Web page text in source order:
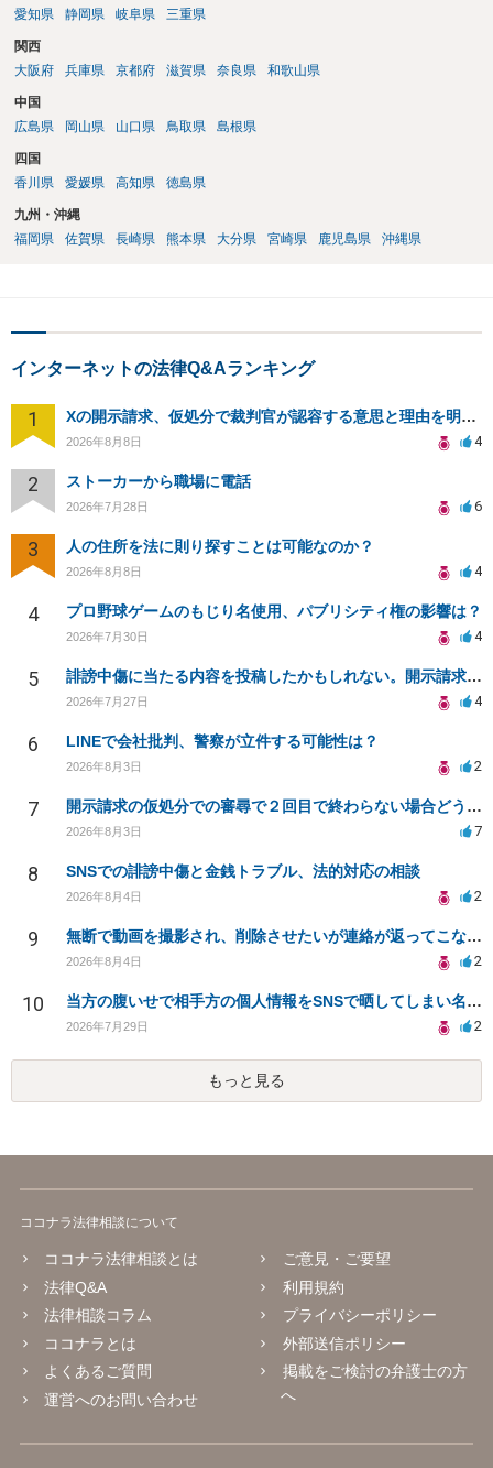
愛知県
静岡県 岐阜県 三重県
関西
大阪府
兵庫県 京都府 滋賀県 奈良県 和歌山県
中国
広島県
岡山県 山口県 鳥取県 島根県
四国
香川県
愛媛県 高知県 徳島県
九州・沖縄
福岡県
佐賀県 長崎県 熊本県 大分県 宮崎県 鹿児島県 沖縄県
インターネットの法律Q&Aランキング
1 Xの開示請求、仮処分で裁判官が認容する意思と理由を明確化しても、相手側は争って引き延ばしますか
2026年8月8日 4
2 ストーカーから職場に電話
2026年7月28日 6
3 人の住所を法に則り探すことは可能なのか？
2026年8月8日 4
4 プロ野球ゲームのもじり名使用、パブリシティ権の影響は？
2026年7月30日 4
5 誹謗中傷に当たる内容を投稿したかもしれない。開示請求や民事刑事裁判に発展しうるのか教えて欲しい。
2026年7月27日 4
6 LINEで会社批判、警察が立件する可能性は？
2026年8月3日 2
7 開示請求の仮処分での審尋で２回目で終わらない場合どうしたらいいですか
2026年8月3日 7
8 SNSでの誹謗中傷と金銭トラブル、法的対応の相談
2026年8月4日 2
9 無断で動画を撮影され、削除させたいが連絡が返ってこない。
2026年8月4日 2
10 当方の腹いせで相手方の個人情報をSNSで晒してしまい名誉毀損させてしまったかもしれない
2026年7月29日 2
もっと見る
ココナラ法律相談について
ココナラ法律相談とは
法律Q&A
法律相談コラム
ココナラとは
よくあるご質問
運営へのお問い合わせ
ご意見・ご要望
利用規約
プライバシーポリシー
外部送信ポリシー
掲載をご検討の弁護士の方
へ